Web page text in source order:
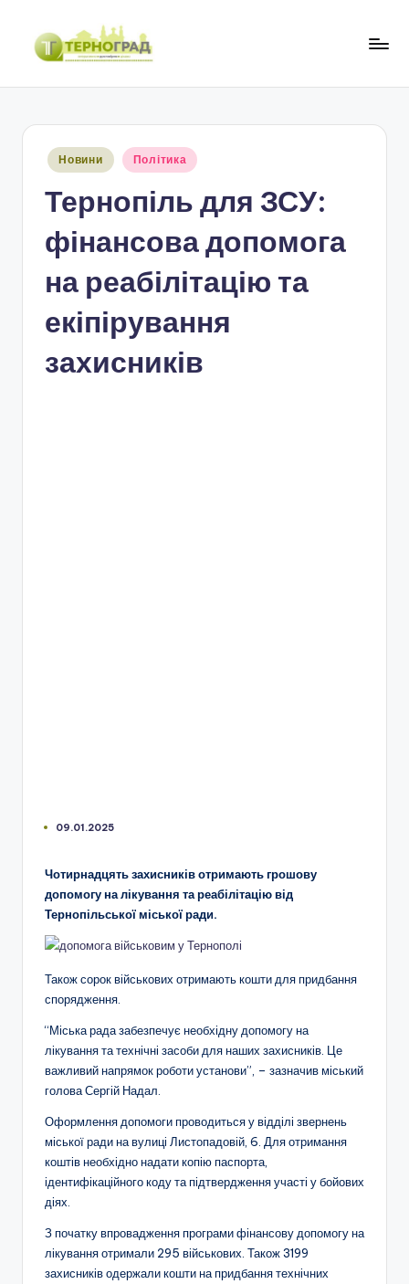
Перейти
Опубліковано
Новини Політика
Тернопіль для ЗСУ:
фінансова допомога
на реабілітацію та
екіпірування
захисників
09.01.2025
Чотирнадцять захисників отримають грошову
допомогу на лікування та реабілітацію від
Тернопільської міської ради.
Також сорок військових отримають кошти для придбання
спорядження.
“Міська рада забезпечує необхідну допомогу на
лікування та технічні засоби для наших захисників. Це
важливий напрямок роботи установи”, – зазначив міський
голова Сергій Надал.
Оформлення допомоги проводиться у відділі звернень
міської ради на вулиці Листопадовій, 6. Для отримання
коштів необхідно надати копію паспорта,
ідентифікаційного коду та підтвердження участі у бойових
діях.
З початку впровадження програми фінансову допомогу на
лікування отримали 295 військових. Також 3199
захисників одержали кошти на придбання технічних